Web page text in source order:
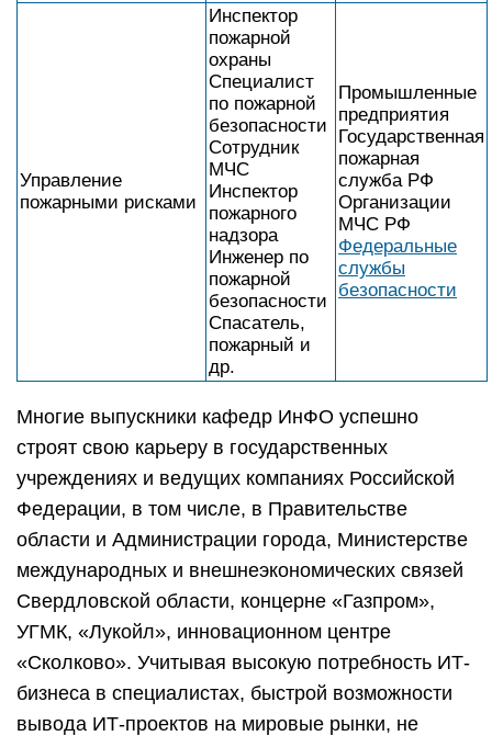
Управление
пожарными рисками
Инспектор
пожарной
охраны
Специалист
по пожарной
безопасности
Сотрудник
МЧС
Инспектор
пожарного
надзора
Инженер по
пожарной
безопасности
Спасатель,
пожарный и
др.
Промышленные
предприятия
Государственная
пожарная
служба РФ
Организации
МЧС РФ
Федеральные
службы
безопасности
Многие выпускники кафедр ИнФО успешно
строят свою карьеру в государственных
учреждениях и ведущих компаниях Российской
Федерации, в том числе, в Правительстве
области и Администрации города, Министерстве
международных и внешнеэкономических связей
Свердловской области, концерне «Газпром»,
УГМК, «Лукойл», инновационном центре
«Сколково». Учитывая высокую потребность ИТ-
бизнеса в специалистах, быстрой возможности
вывода ИТ-проектов на мировые рынки, не